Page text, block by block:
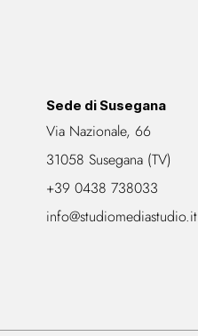
Sede di Susegana
Via Nazionale, 66
31058 Susegana (TV)
+39 0438 738033
info@studiomediastudio.it